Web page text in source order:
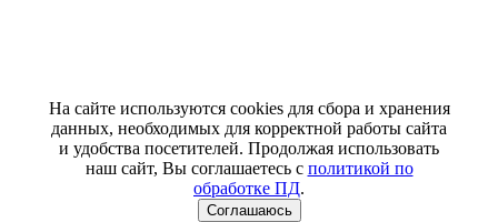
На сайте используются cookies для сбора и хранения
данных, необходимых для корректной работы сайта
и удобства посетителей. Продолжая использовать
наш сайт, Вы соглашаетесь с политикой по
обработке ПД.
Соглашаюсь